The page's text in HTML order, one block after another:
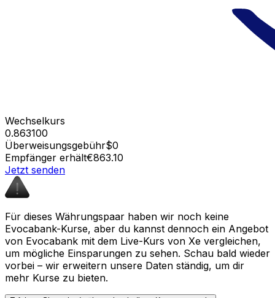
Wechselkurs
0.863100
Überweisungsgebühr$0
Empfänger erhält€863.10
Jetzt senden
Für dieses Währungspaar haben wir noch keine
Evocabank-Kurse, aber du kannst dennoch ein Angebot
von Evocabank mit dem Live-Kurs von Xe vergleichen,
um mögliche Einsparungen zu sehen. Schau bald wieder
vorbei – wir erweitern unsere Daten ständig, um dir
mehr Kurse zu bieten.